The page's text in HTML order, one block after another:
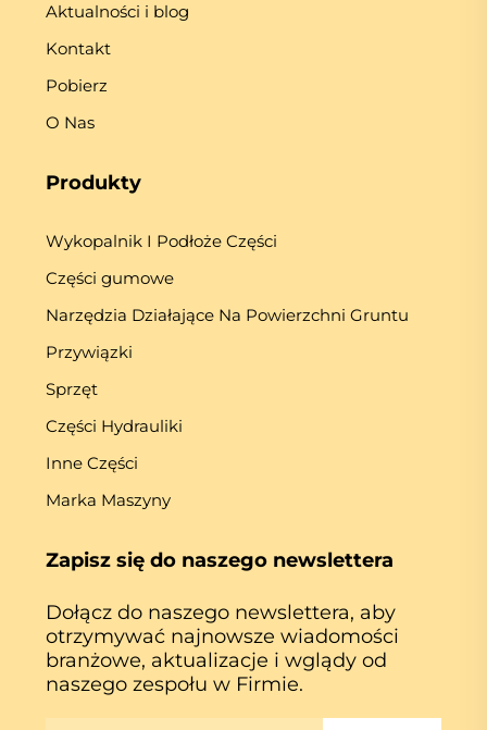
Aktualności i blog
Kontakt
Pobierz
O Nas
Produkty
Wykopalnik I Podłoże Części
Części gumowe
Narzędzia Działające Na Powierzchni Gruntu
Przywiązki
Sprzęt
Części Hydrauliki
Inne Części
Marka Maszyny
Zapisz się do naszego newslettera
Dołącz do naszego newslettera, aby
otrzymywać najnowsze wiadomości
branżowe, aktualizacje i wglądy od
naszego zespołu w Firmie.